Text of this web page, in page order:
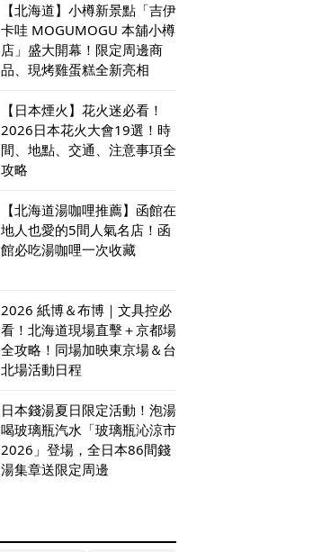
【北海道】小樽新景點「吉伊
卡哇 MOGUMOGU 本舖小樽
店」盛大開幕！限定周邊商
品、現烤雞蛋糕全新亮相
【日本煙火】花火迷必看！
2026日本花火大會19選！時
間、地點、交通、注意事項全
攻略
【北海道湯咖哩推薦】函館在
地人也愛的5間人氣名店！函
館必吃湯咖哩一次收藏
2026 紙博＆布博｜文具控必
看！北海道現場直擊＋京都場
全攻略！同場加映東京場＆台
北場活動日程
日本錢湯夏日限定活動！泡湯
喝玻璃瓶汽水「玻璃瓶沁涼市
2026」登場，全日本86間錢
湯集章送限定周邊